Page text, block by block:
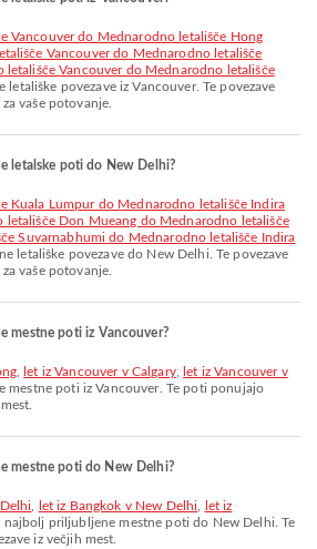
Vancouver do Mednarodno letališče
letališče Vancouver do Mednarodno letališče
povezave iz Vancouver. Te povezave
vaše potovanje.
letalske poti do New Delhi?
letališče Don Mueang do Mednarodno letališče
Suvarnabhumi do Mednarodno letališče Indira
letališke povezave do New Delhi. Te povezave
vaše potovanje.
mestne poti iz Vancouver?
, let iz Vancouver v Calgary,
let iz Vancouver v
poti iz Vancouver. Te poti ponujajo
mestne poti do New Delhi?
let iz Bangkok v New Delhi
let iz
najbolj priljubljene mestne poti do New Delhi. Te
iz večjih mest.